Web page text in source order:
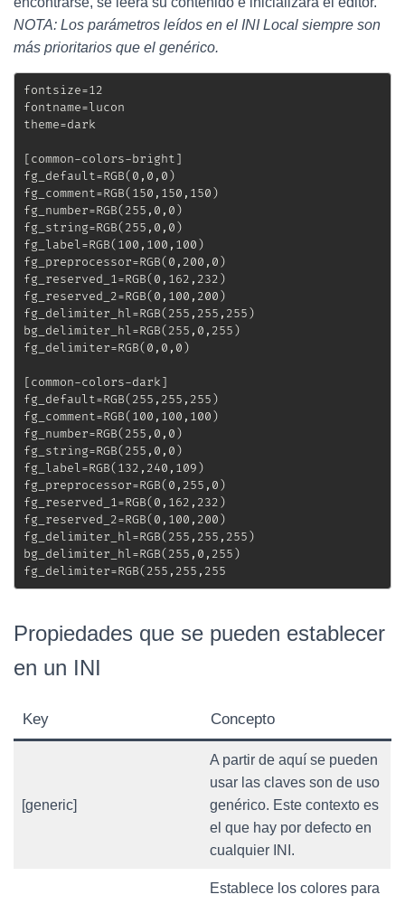
NOTA: Los parámetros leídos en el INI Local siempre son
más prioritarios que el genérico.
fontsize=12
fontname=lucon
theme=dark
[common-colors-bright]
fg_default=RGB(0,0,0)
fg_comment=RGB(150,150,150)
fg_number=RGB(255,0,0)
fg_string=RGB(255,0,0)
fg_label=RGB(100,100,100)
fg_preprocessor=RGB(0,200,0)
fg_reserved_1=RGB(0,162,232)
fg_reserved_2=RGB(0,100,200)
fg_delimiter_hl=RGB(255,255,255)
bg_delimiter_hl=RGB(255,0,255)
fg_delimiter=RGB(0,0,0)
[common-colors-dark]
fg_default=RGB(255,255,255)
fg_comment=RGB(100,100,100)
fg_number=RGB(255,0,0)
fg_string=RGB(255,0,0)
fg_label=RGB(132,240,109)
fg_preprocessor=RGB(0,255,0)
fg_reserved_1=RGB(0,162,232)
fg_reserved_2=RGB(0,100,200)
fg_delimiter_hl=RGB(255,255,255)
bg_delimiter_hl=RGB(255,0,255)
fg_delimiter=RGB(255,255,255
Propiedades que se pueden establecer
en un INI
Key Concepto
[generic]
A partir de aquí se pueden
usar las claves son de uso
genérico. Este contexto es
el que hay por defecto en
cualquier INI.
Establece los colores para